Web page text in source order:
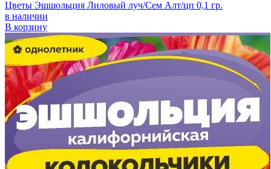
Цветы Эшшольция Лиловый луч/Сем Алт/цп 0,1 гр.
в наличии
В корзину